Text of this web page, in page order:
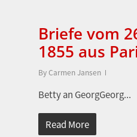
Briefe vom
1855 aus
ByCarmen Jansen
Betty an GeorgGeorg...
Read More